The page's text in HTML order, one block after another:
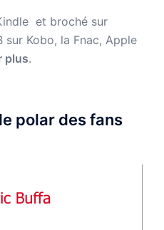
et broché sur
sur Kobo, la Fnac, Apple
plus.
polar des fans